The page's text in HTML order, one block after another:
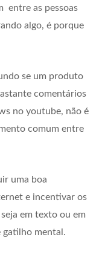
entre as pessoas
algo, é porque
se um produto
comentários
no youtube, não é
comum entre
uma boa
e incentivar os
em texto ou em
gatilho mental.